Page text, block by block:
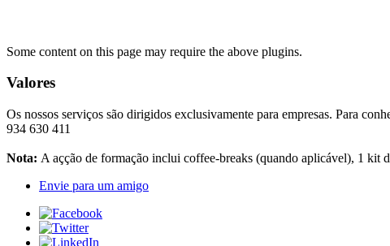
Some content on this page may require the above plugins.
Valores
Os nossos serviços são dirigidos exclusivamente para empresas. Para
934 630 411
Nota: A açção de formação inclui coffee-breaks (quando aplicável), 1 kit
Envie para um amigo